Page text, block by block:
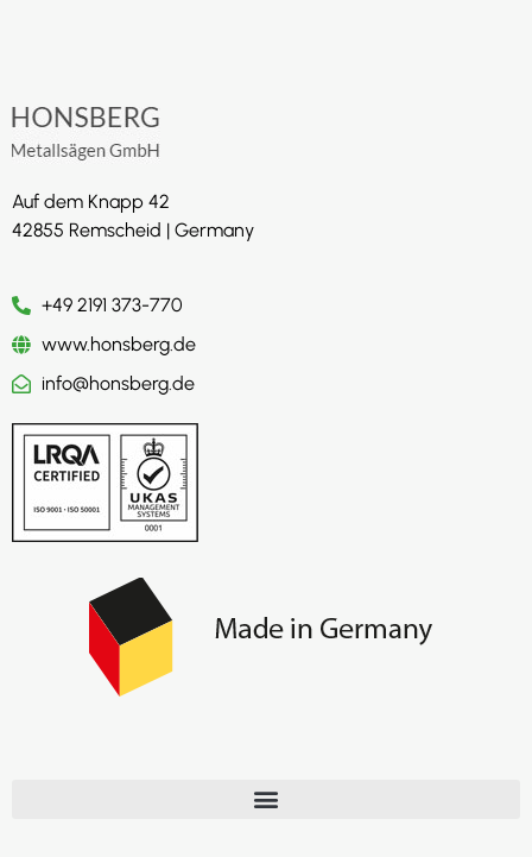
Auf dem Knapp 42
42855 Remscheid | Germany
+49 2191 373-770
www.honsberg.de
info@honsberg.de